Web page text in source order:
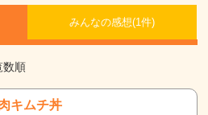
みんなの感想(1件)
数順
キムチ丼